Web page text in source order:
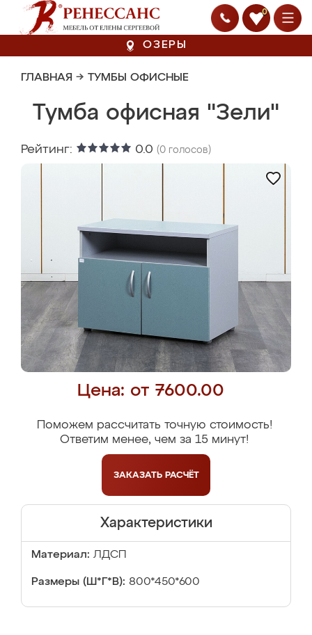
0
ОЗЕРЫ
ГЛАВНАЯ → ТУМБЫ ОФИСНЫЕ
Тумба офисная "Зели"
Рейтинг: 0.0 (0 голосов)
Цена: от 7600.00
Поможем рассчитать точную стоимость!
Ответим менее, чем за 15 минут!
ЗАКАЗАТЬ РАСЧЁТ
Характеристики
Материал: ЛДСП
Размеры (Ш*Г*В): 800*450*600